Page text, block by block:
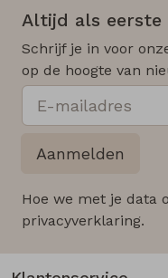
Altijd als eerste
Schrijf je in voor
op de hoogte van
Aanmelden
Hoe we met je data
privacyverklaring.